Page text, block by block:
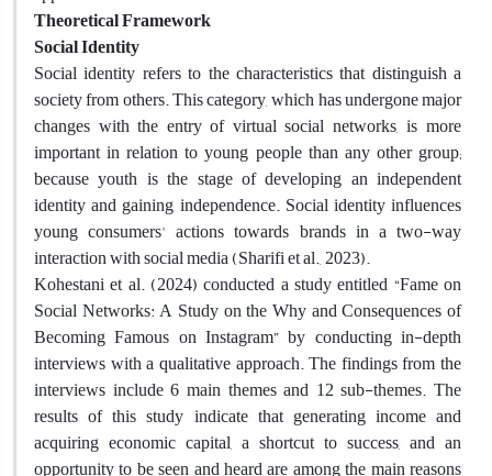
Theoretical Framework
Social Identity
Social identity refers to the characteristics that distinguish a
society from others. This category, which has undergone major
changes with the entry of virtual social networks, is more
important in relation to young people than any other group;
because youth is the stage of developing an independent
identity and gaining independence. Social identity influences
young consumers' actions towards brands in a two-way
interaction with social media (Sharifi et al., 2023).
Kohestani et al. (2024) conducted a study entitled “Fame on
Social Networks: A Study on the Why and Consequences of
Becoming Famous on Instagram” by conducting in-depth
interviews with a qualitative approach. The findings from the
interviews include 6 main themes and 12 sub-themes. The
results of this study indicate that generating income and
acquiring economic capital, a shortcut to success, and an
opportunity to be seen and heard are among the main reasons